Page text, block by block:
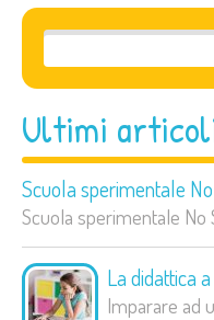
Ultimi
Scuola sperimentale
Scuola sperimentale No
La didattica
Imparare ad